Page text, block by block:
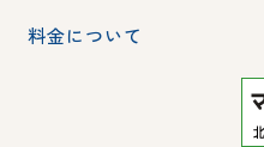
料金について